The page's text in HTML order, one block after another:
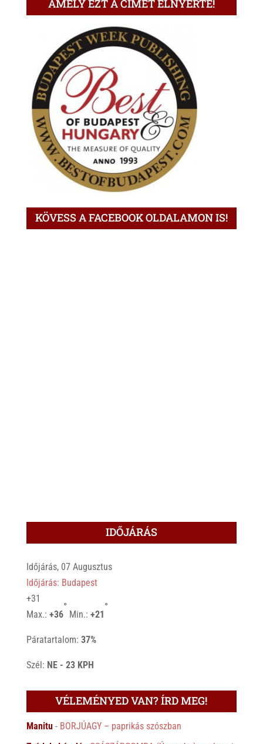
AMELY EZT A CÍMET ELNYERTE!
KÖVESS A FACEBOOK OLDALAMON IS!
IDŐJÁRÁS
Időjárás, 07 Augusztus
Időjárás: Budapest
+31
Max.: +36
°
Min.: +21
°
Páratartalom: 37%
Szél: NE - 23 KPH
VÉLEMÉNYED VAN? ÍRD MEG!
Manitu- BORJÚAGY – paprikás szószban